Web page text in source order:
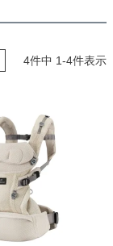
4件中 1-4件表示